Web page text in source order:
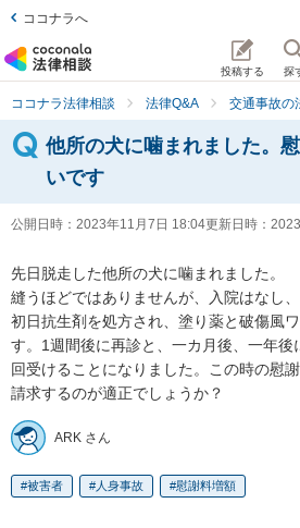
ココナラへ
投稿する 探
ココナラ法律相談 法律Q&A 交通事故の
他所の犬に噛まれました。
いです
公開日時： 2023年11月7日 18:04更新日時：
先日脱走した他所の犬に噛まれました。
縫うほどではありませんが、入院はなし、
初日抗生剤を処方され、塗り薬と破傷風
す。1週間後に再診と、一カ月後、一年
回受けることになりました。この時の慰
請求するのが適正でしょうか？
ARK さん
被害者 人身事故 慰謝料増額